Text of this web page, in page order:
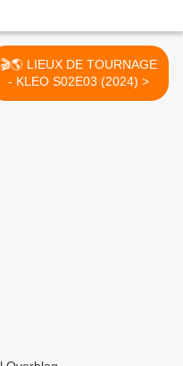
🎬🌎 LIEUX DE TOURNAGE
- KLEO S02E03 (2024) >